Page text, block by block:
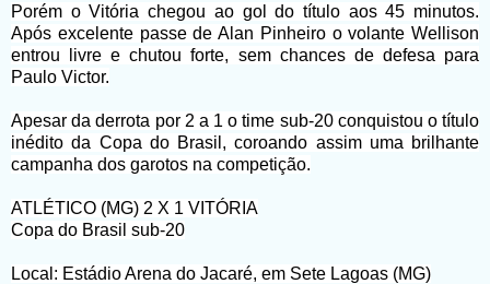
Porém o Vitória chegou ao gol do título aos 45 minutos.
Após excelente passe de Alan Pinheiro o volante Wellison
entrou livre e chutou forte, sem chances de defesa para
Paulo Victor.
Apesar da derrota por 2 a 1 o time sub-20 conquistou o título
inédito da Copa do Brasil, coroando assim uma brilhante
campanha dos garotos na competição.
ATLÉTICO (MG) 2 X 1 VITÓRIA
Copa do Brasil sub-20
Local: Estádio Arena do Jacaré, em Sete Lagoas (MG)